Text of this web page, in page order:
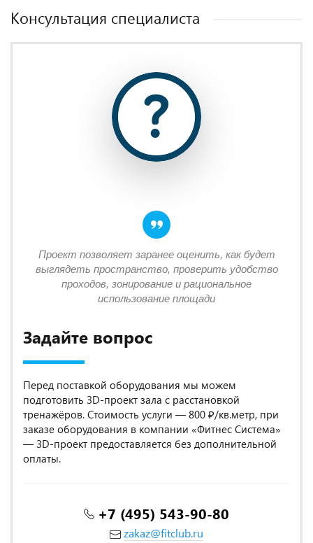
Консультация специалиста
Задайте вопрос
Перед поставкой оборудования мы можем
подготовить 3D-проект зала с расстановкой
тренажёров. Стоимость услуги — 800 ₽/кв.метр, при
заказе оборудования в компании «Фитнес Система»
— 3D-проект предоставляется без дополнительной
оплаты.
+7 (495) 543-90-80
zakaz@fitclub.ru
Проект позволяет заранее оценить, как будет
выглядеть пространство, проверить удобство
проходов, зонирование и рациональное
использование площади